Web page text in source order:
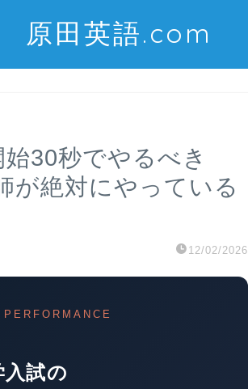
原田英語.com
30秒でやるべき
が絶対にやっている
12/02/2026
入試の